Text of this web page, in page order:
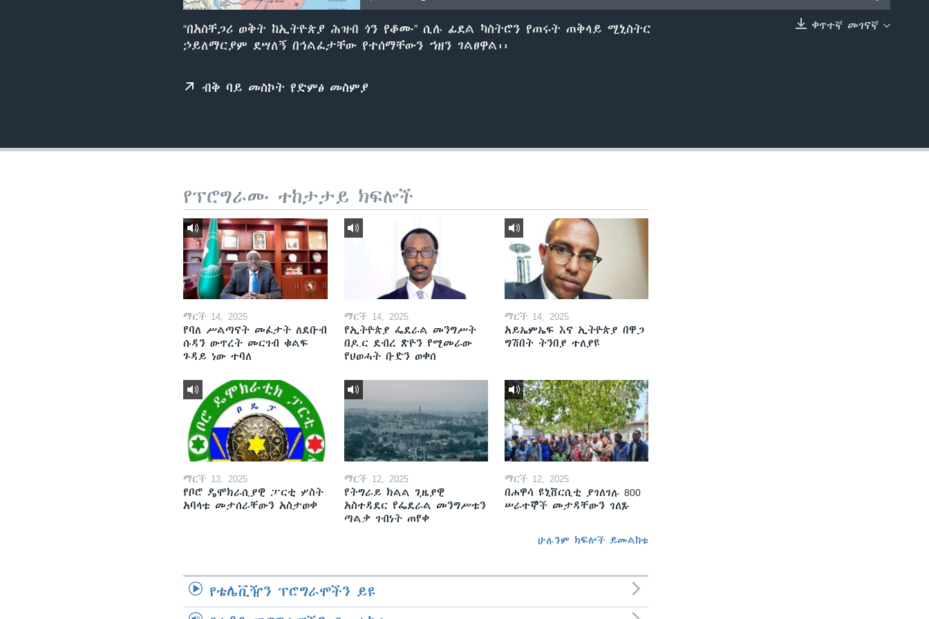
ቀጥተኛ መገናኛ
“በአስቸጋሪ ወቅት ከኢትዮጵያ ሕዝብ ጎን የቆሙ” ሲሉ ፊደል ካስትሮን የጠሩት ጠቅላይ ሚኒስትር
ኃይለማርያም ደሣለኝ በኅልፈታቸው የተሰማቸውን ኀዘን ገልፀዋል፡፡
ብቅ ባይ መስኮት የድምፅ መስምያ
የፕሮግራሙ ተከታታይ ክፍሎች
ማርች 14, 2025
የባለ ሥልጣናት መፈታት ለደቡብ
ሱዳን ውጥረት መርገብ ቁልፍ
ጉዳይ ነው ተባለ
ማርች 14, 2025
የኢትዮጵያ ፌደራል መንግሥት
በዶ.ር ደብረ ጽዮን የሚመራው
የህወሓት ቡድን ወቀሰ
ማርች 14, 2025
አይኤምኤፍ እና ኢትዮጵያ በዋጋ
ግሽበት ትንበያ ተለያዩ
ማርች 13, 2025
የቦሮ ዴሞክራሲያዊ ፓርቲ ሦስት
አባላቱ መታሰራቸውን አስታወቀ
ማርች 12, 2025
የትግራይ ክልል ጊዜያዊ
አስተዳደር የፌደራል መንግሥቱን
ጣልቃ ገብነት ጠየቀ
ማርች 12, 2025
በሐዋሳ ዩኒቨርሲቲ ያገለገሉ 800
ሠራተኞች መታዳቸውን ገለጹ
ሁሉንም ክፍሎች ይመልከቱ
የቴሌቪዥን ፕሮግራሞችን ይዩ